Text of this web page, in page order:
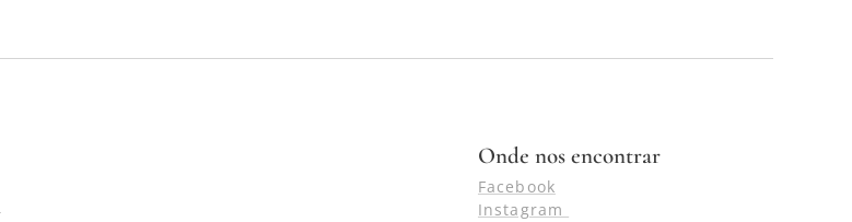
Onde nos encontrar
Facebook
Instagram